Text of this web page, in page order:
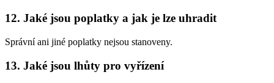
12. Jaké jsou poplatky a jak je lze uhradit
Správní ani jiné poplatky nejsou stanoveny.
13. Jaké jsou lhůty pro vyřízení